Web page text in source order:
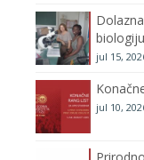
biologiju
jul 15,
jul 10,